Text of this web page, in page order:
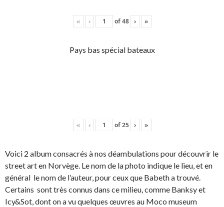
« ‹ of48 › »
Pays bas spécial bateaux
« ‹ of25 › »
Voici 2 album consacrés à nos déambulations pour découvrir le
street art en Norvège. Le nom de la photo indique le lieu, et en
général le nom de l’auteur, pour ceux que Babeth a trouvé.
Certains sont très connus dans ce milieu, comme Banksy et
Icy&Sot, dont on a vu quelques œuvres au Moco museum